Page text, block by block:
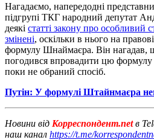
Нагадаємо, напередодні
підгрупі ТКГ народний депутат
деякі статті закону про особливий
змінені, оскільки в нього на
формулу Шнаймаєра. Він нагадав,
погодився впровадити цю формулу
поки не обраний спосіб.
Путін: У формулі Штайнмаєра
Новини від Корреспондент.netв
наш канал https://t.me/